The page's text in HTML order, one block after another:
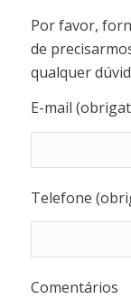
Por favor,
de
qualquer
E-mail
Telefone
Comentários